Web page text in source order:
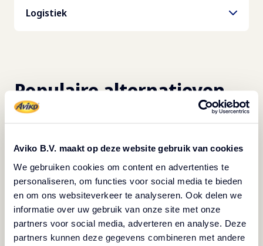
Aviko B.V. maakt op deze website gebruik van cookies
We gebruiken cookies om content en advertenties te
personaliseren, om functies voor social media te bieden
en om ons websiteverkeer te analyseren. Ook delen we
informatie over uw gebruik van onze site met onze
partners voor social media, adverteren en analyse. Deze
partners kunnen deze gegevens combineren met andere
Chef Eikon e2S).
EAN-Code Doos
Voedingswaarden
667kJ (159kcal)
Koolhydraten
23g
waarvan suikers
Logistiek
Lagen per pallet
8
Populaire alternatieven